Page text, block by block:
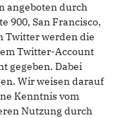
angeboten durch
900, San Francisco,
Twitter werden die
Twitter-Account
gegeben. Dabei
Wir weisen darauf
Kenntnis vom
Nutzung durch